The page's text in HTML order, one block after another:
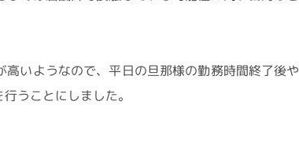
いようなので、平日の旦那様の勤務時間終了後
うことにしました。